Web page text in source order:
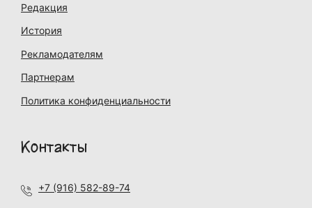
Редакция
История
Рекламодателям
Партнерам
Политика конфиденциальности
Контакты
+7 (916) 582-89-74